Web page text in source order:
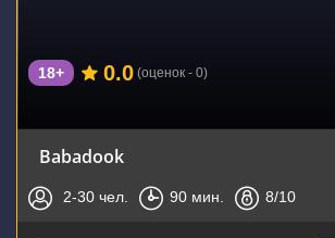
18+ 0.0 (оценок - 0)
Babadook
2-30 чел. 90 мин. 8/10